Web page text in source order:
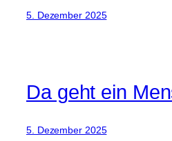
5. Dezember 2025
Da geht ein
5. Dezember 2025